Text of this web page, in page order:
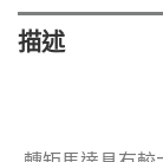
描述